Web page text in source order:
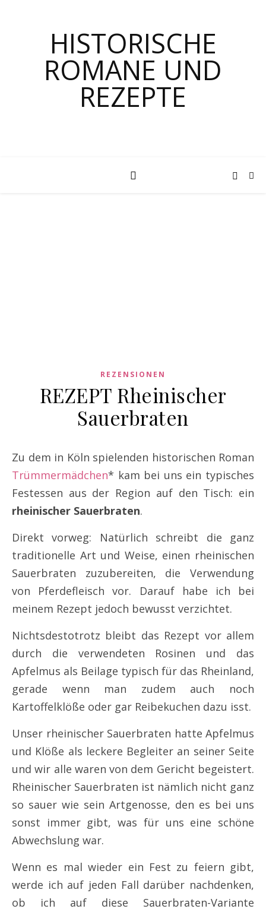
HISTORISCHE
ROMANE UND
REZEPTE
REZENSIONEN
REZEPT Rheinischer
Sauerbraten
Zu dem in Köln spielenden historischen Roman
Trümmermädchen* kam bei uns ein typisches
Festessen aus der Region auf den Tisch: ein
rheinischer Sauerbraten.
Direkt vorweg: Natürlich schreibt die ganz
traditionelle Art und Weise, einen rheinischen
Sauerbraten zuzubereiten, die Verwendung
von Pferdefleisch vor. Darauf habe ich bei
meinem Rezept jedoch bewusst verzichtet.
Nichtsdestotrotz bleibt das Rezept vor allem
durch die verwendeten Rosinen und das
Apfelmus als Beilage typisch für das Rheinland,
gerade wenn man zudem auch noch
Kartoffelklöße oder gar Reibekuchen dazu isst.
Unser rheinischer Sauerbraten hatte Apfelmus
und Klöße als leckere Begleiter an seiner Seite
und wir alle waren von dem Gericht begeistert.
Rheinischer Sauerbraten ist nämlich nicht ganz
so sauer wie sein Artgenosse, den es bei uns
sonst immer gibt, was für uns eine schöne
Abwechslung war.
Wenn es mal wieder ein Fest zu feiern gibt,
werde ich auf jeden Fall darüber nachdenken,
ob ich auf diese Sauerbraten-Variante